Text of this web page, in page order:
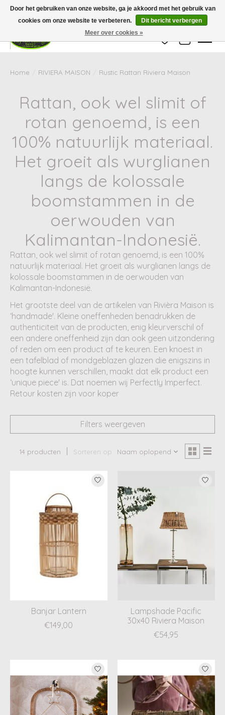
Wij zijn gesloten van 24 december tot en met 25 januari. Houd er rekening mee
dat de levertijd van uw bestelling in deze periode langer kan zijn dan
gebruikelijk.
Verlanglijst
Home RIVIERA MAISON Rustic Rattan Riviera Maison
Rattan, ook wel slimit of
rotan genoemd, is een
100% natuurlijk materiaal.
Het groeit als wurglianen
langs de kolossale
boomstammen in de
oerwouden van
Kalimantan-Indonesië.
Rattan, ook wel slimit of rotan genoemd, is een 100%
natuurlijk materiaal. Het groeit als wurglianen langs de
kolossale boomstammen in de oerwouden van
Kalimantan-Indonesië.
Het grootste deel van de artikelen van Rivièra Maison is
‘handmade'. Kleine oneffenheden benadrukken de
authenticiteit van de producten, enig kleurverschil of
een andere oneffenheid zijn dan ook geen uitzondering
of reden om een product af te keuren. Een knoest in
een tafelblad of mondgeblazen glazen die enigszins in
hoogte kunnen verschillen, maakt dat elk product een
‘unique piece' is. Dat noemen wij Perfectly Imperfect.
Retour kosten zijn voor koper
Filters weergeven
14 producten Sorteren op Naam oplopend
Banjar Lantern
€149,00
Lampshade Pacific
30x40 Riviera Maison
€54,95
Door het gebruiken van onze website, ga je akkoord met het gebruik van
cookies om onze website te verbeteren.
Dit bericht verbergen
Meer over cookies »